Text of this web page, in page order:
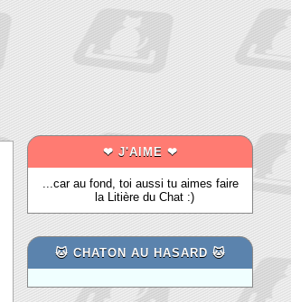
❤ J'AIME ❤
...car au fond, toi aussi tu aimes faire
la Litière du Chat :)
🐱 CHATON AU HASARD 🐱